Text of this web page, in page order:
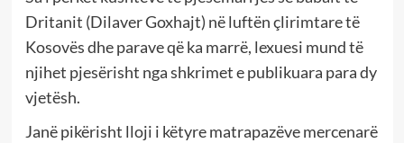
Dritanit (Dilaver Goxhajt) në luftën çlirimtare të
Kosovës dhe parave që ka marrë, lexuesi mund të
njihet pjesërisht nga shkrimet e publikuara para dy
vjetësh.
Janë pikërisht lloji i këtyre matrapazëve mercenarë